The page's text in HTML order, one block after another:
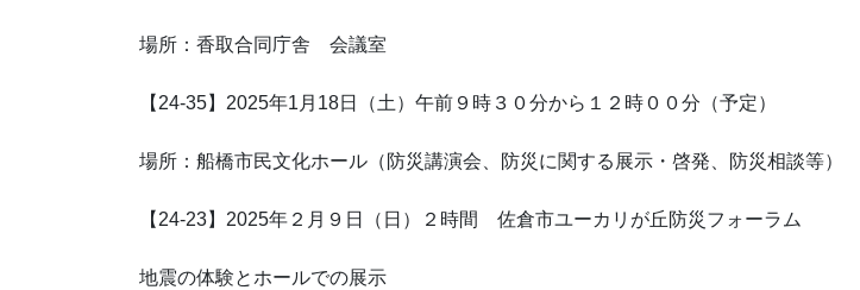
場所：香取合同庁舎 会議室
【24-35】2025年1月18日（土）午前９時３０分から１２時００分（予定）
場所：船橋市民文化ホール（防災講演会、防災に関する展示・啓発、防災相談等）
【24-23】2025年２月９日（日）２時間 佐倉市ユーカリが丘防災フォーラム
地震の体験とホールでの展示